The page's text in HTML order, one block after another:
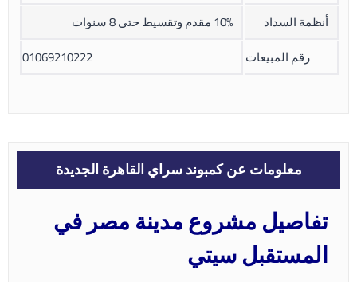
أنظمة السداد
10% مقدم وتقسيط حتى 8 سنوات
رقم المبيعات
01069210222
معلومات عن كمبوند سراي القاهرة الجديدة
تفاصيل مشروع مدينة مصر في
المستقبل سيتي